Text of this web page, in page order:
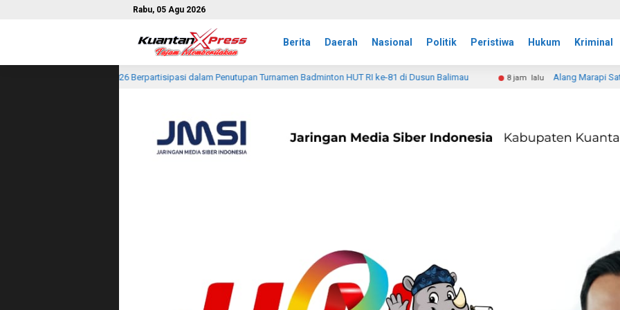
Rabu, 05 Agu 2026
Berita Daerah Nasional Politik Peristiwa Hukum Kriminal
dalam Penutupan Turnamen Badminton HUT RI ke-81 di Dusun Balimau 8 jam lalu Alang Marapi Satresnarkoba Polres Padang Panjang